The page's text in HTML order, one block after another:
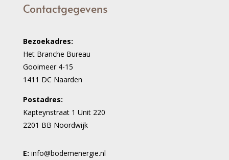
Contactgegevens
Bezoekadres:
Het Branche Bureau
Gooimeer 4-15
1411 DC Naarden
Postadres:
Kapteynstraat 1 Unit 220
2201 BB Noordwijk
E: info@bodemenergie.nl